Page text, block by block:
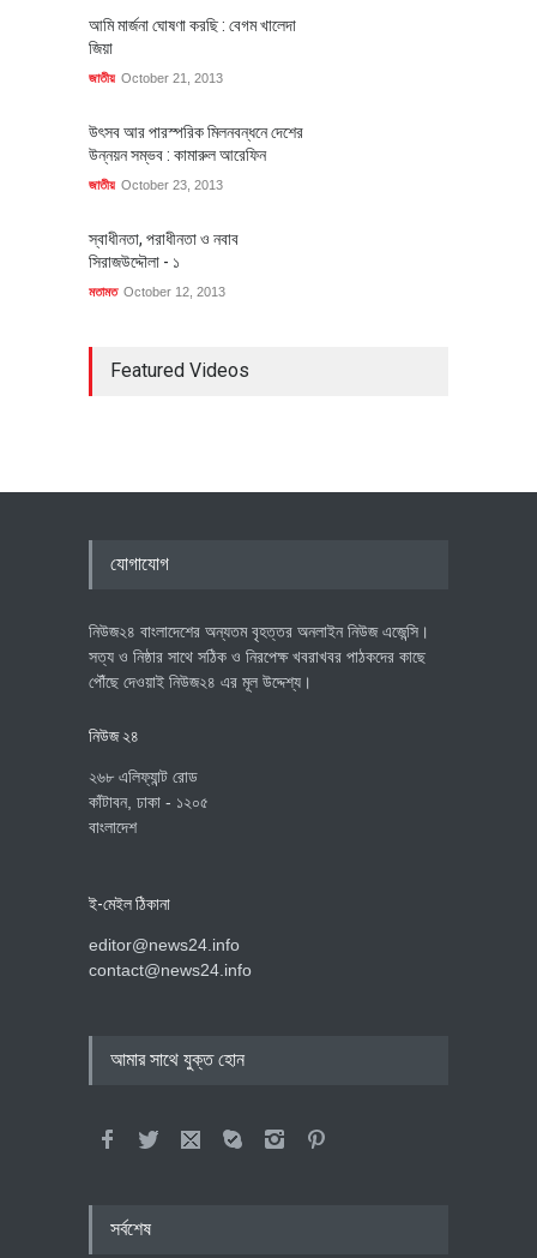
আমি মার্জনা ঘোষণা করছি : বেগম খালেদা
জিয়া
জাতীয় October 21, 2013
উৎসব আর পারস্পরিক মিলনবন্ধনে দেশের
উন্নয়ন সম্ভব : কামারুল আরেফিন
জাতীয় October 23, 2013
স্বাধীনতা, পরাধীনতা ও নবাব
সিরাজউদ্দৌলা - ১
মতামত October 12, 2013
Featured Videos
যোগাযোগ
নিউজ২৪ বাংলাদেশের অন্যতম বৃহত্তর অনলাইন নিউজ এজেন্সি।
সত্য ও নিষ্ঠার সাথে সঠিক ও নিরপেক্ষ খবরাখবর পাঠকদের কাছে
পৌঁছে দেওয়াই নিউজ২৪ এর মূল উদ্দেশ্য।
নিউজ ২৪
২৬৮ এলিফ্যান্ট রোড
কাঁটাবন, ঢাকা - ১২০৫
বাংলাদেশ
ই-মেইল ঠিকানা
editor@news24.info
contact@news24.info
আমার সাথে যুক্ত হোন
সর্বশেষ